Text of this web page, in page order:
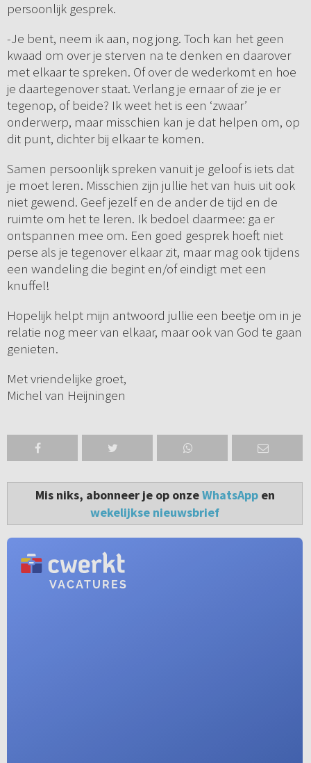
persoonlijk gesprek.
-Je bent, neem ik aan, nog jong. Toch kan het geen
kwaad om over je sterven na te denken en daarover
met elkaar te spreken. Of over de wederkomt en hoe
je daartegenover staat. Verlang je ernaar of zie je er
tegenop, of beide? Ik weet het is een ‘zwaar’
onderwerp, maar misschien kan je dat helpen om, op
dit punt, dichter bij elkaar te komen.
Samen persoonlijk spreken vanuit je geloof is iets dat
je moet leren. Misschien zijn jullie het van huis uit ook
niet gewend. Geef jezelf en de ander de tijd en de
ruimte om het te leren. Ik bedoel daarmee: ga er
ontspannen mee om. Een goed gesprek hoeft niet
perse als je tegenover elkaar zit, maar mag ook tijdens
een wandeling die begint en/of eindigt met een
knuffel!
Hopelijk helpt mijn antwoord jullie een beetje om in je
relatie nog meer van elkaar, maar ook van God te gaan
genieten.
Met vriendelijke groet,
Michel van Heijningen
Mis niks, abonneer je op onzeWhatsAppen
wekelijkse nieuwsbrief